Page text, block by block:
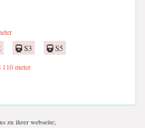
S3
S5
110 meter
zu ihrer webseite;